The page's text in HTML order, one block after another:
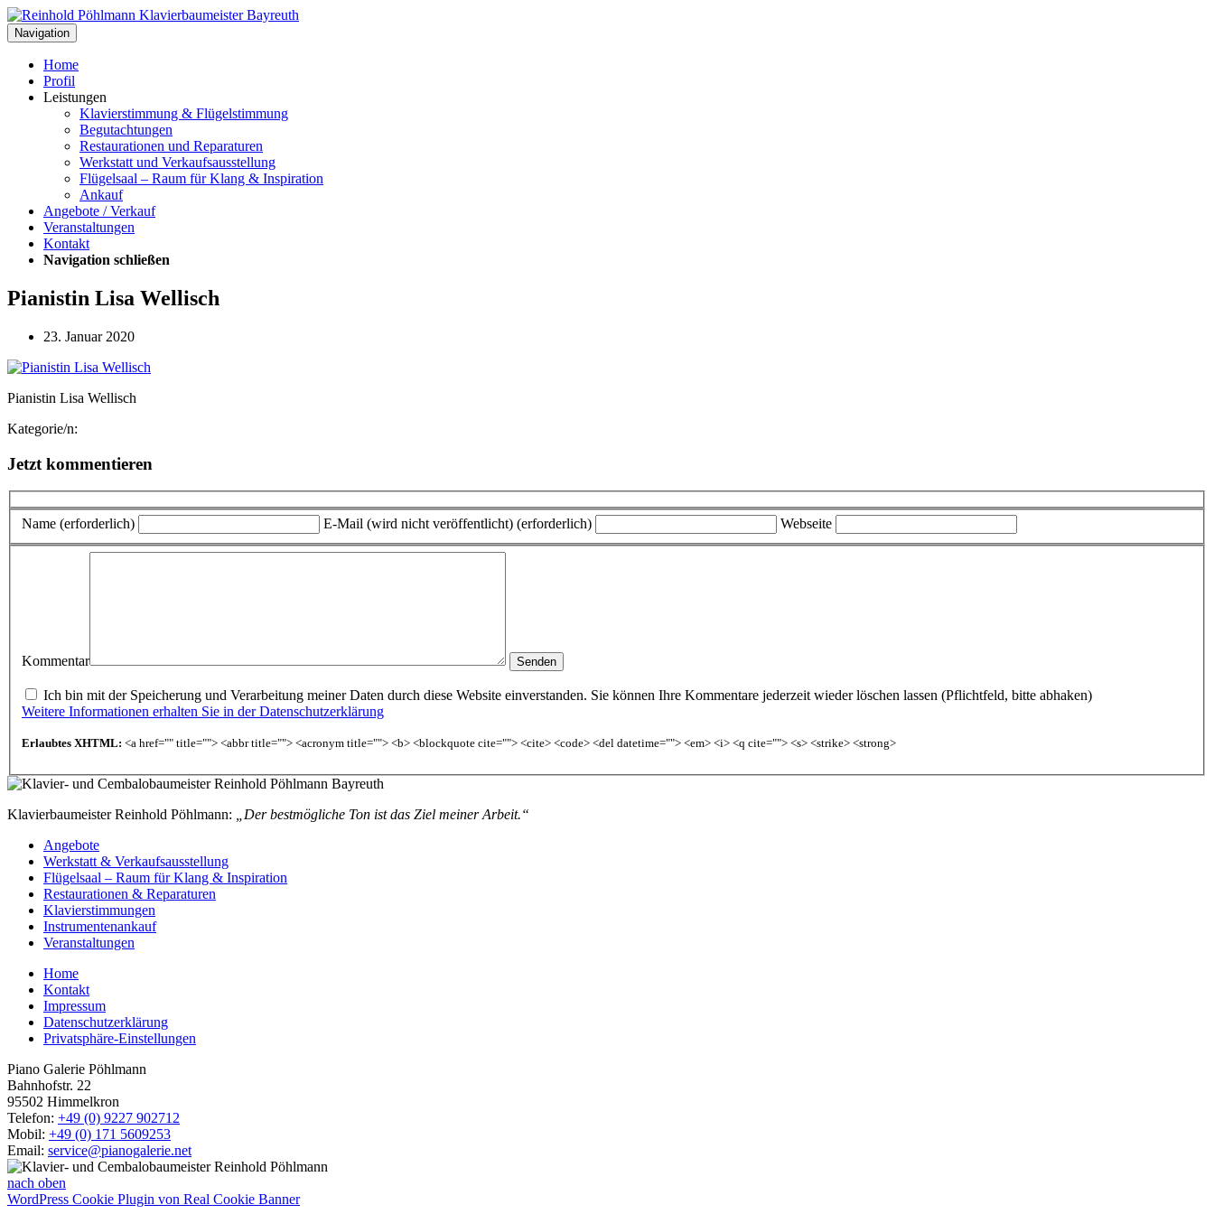
Navigation
Home
Profil
Leistungen
Klavierstimmung & Flügelstimmung
Begutachtungen
Restaurationen und Reparaturen
Werkstatt und Verkaufsausstellung
Flügelsaal – Raum für Klang & Inspiration
Ankauf
Angebote / Verkauf
Veranstaltungen
Kontakt
Navigation schließen
Pianistin Lisa Wellisch
23. Januar 2020
Pianistin Lisa Wellisch
Kategorie/n:
Jetzt kommentieren
Name (erforderlich) E-Mail (wird nicht veröffentlicht) (erforderlich) Webseite
Kommentar
Ich bin mit der Speicherung und Verarbeitung meiner Daten durch diese Website einverstanden. Sie können Ihre Kommentare jederzeit wieder löschen lassen (Pflichtfeld, bitte abhaken)
Weitere Informationen erhalten Sie in der Datenschutzerklärung
Erlaubtes XHTML: <a href="" title=""> <abbr title=""> <acronym title=""> <b> <blockquote cite=""> <cite> <code> <del datetime=""> <em> <i> <q cite=""> <s> <strike> <strong>
Klavierbaumeister Reinhold Pöhlmann:
„Der bestmögliche Ton ist das Ziel meiner Arbeit.“
Angebote
Werkstatt & Verkaufsausstellung
Flügelsaal – Raum für Klang & Inspiration
Restaurationen & Reparaturen
Klavierstimmungen
Instrumentenankauf
Veranstaltungen
Home
Kontakt
Impressum
Datenschutzerklärung
Privatsphäre-Einstellungen
Piano Galerie Pöhlmann
Bahnhofstr. 22
95502 Himmelkron
Telefon: +49 (0) 9227 902712
Mobil: +49 (0) 171 5609253
Email: service@pianogalerie.net
nach oben
WordPress Cookie Plugin von Real Cookie Banner